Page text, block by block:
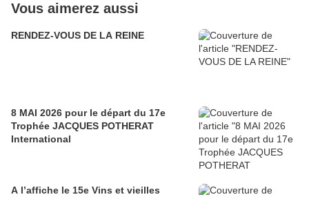
Vous aimerez aussi
RENDEZ-VOUS DE LA REINE
8 MAI 2026 pour le départ du 17e
Trophée JACQUES POTHERAT
International
A l’affiche le 15e Vins et vieilles